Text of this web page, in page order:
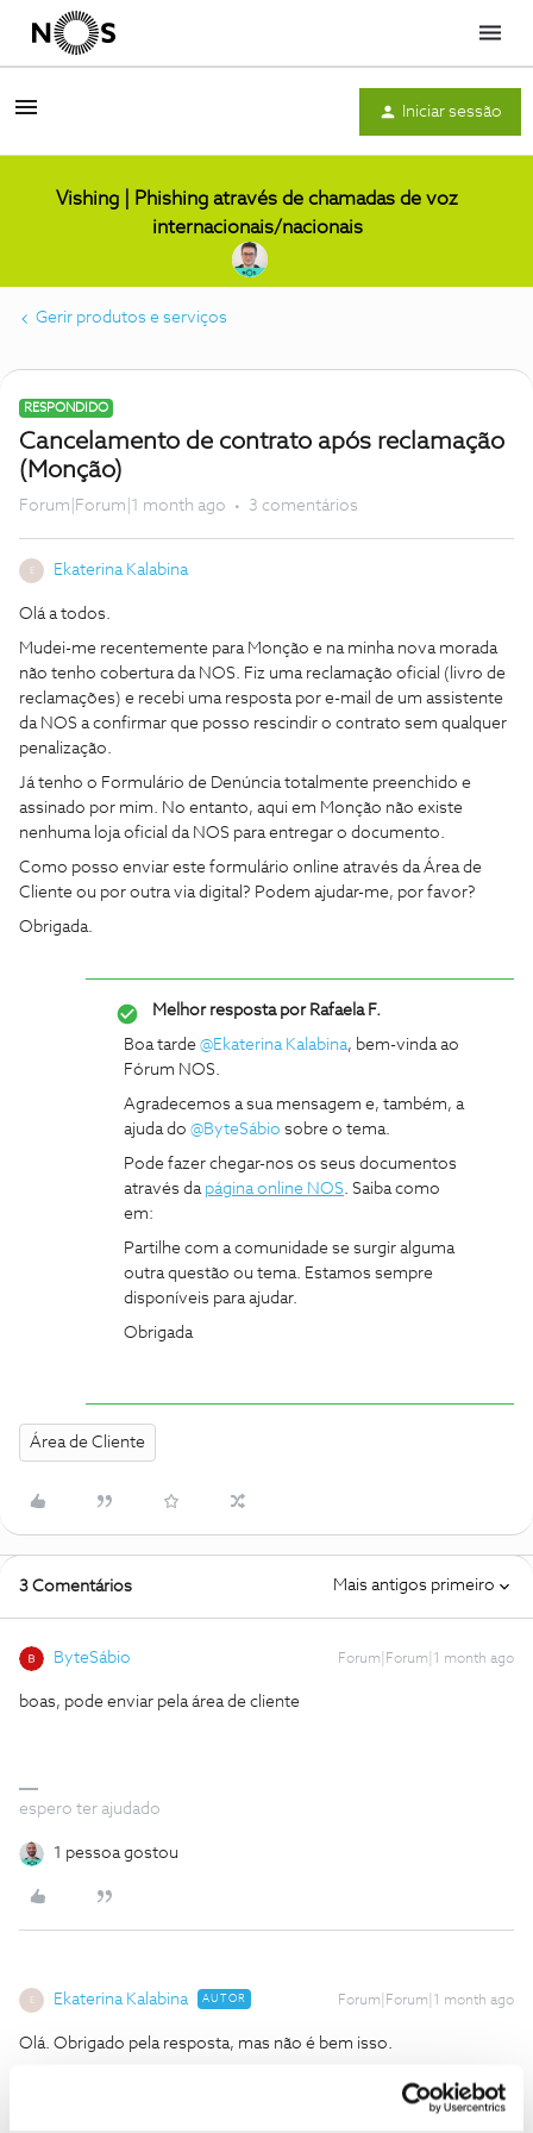
Menu
Iniciar sessão
Vishing | Phishing através de chamadas de voz
internacionais/nacionais
Gerir produtos e serviços
RESPONDIDO
Cancelamento de contrato após reclamação
(Monção)
Forum|Forum|1 month ago 3 comentários
Ekaterina Kalabina
Olá a todos.
Mudei-me recentemente para Monção e na minha nova morada
não tenho cobertura da NOS. Fiz uma reclamação oficial (livro de
reclamações) e recebi uma resposta por e-mail de um assistente
da NOS a confirmar que posso rescindir o contrato sem qualquer
penalização.
Já tenho o Formulário de Denúncia totalmente preenchido e
assinado por mim. No entanto, aqui em Monção não existe
nenhuma loja oficial da NOS para entregar o documento.
Como posso enviar este formulário online através da Área de
Cliente ou por outra via digital? Podem ajudar-me, por favor?
Obrigada.
Melhor resposta porRafaela F.
Boa tarde ​ @Ekaterina Kalabina, bem-vinda ao
Fórum NOS.
Agradecemos a sua mensagem e, também, a
ajuda do ​ @ByteSábio sobre o tema.
Pode fazer chegar-nos os seus documentos
através da página online NOS. Saiba como
em:
Partilhe com a comunidade se surgir alguma
outra questão ou tema. Estamos sempre
disponíveis para ajudar.
Obrigada
Área de Cliente
3 Comentários Mais antigos primeiro
ByteSábio Forum|Forum|1 month ago
boas, pode enviar pela área de cliente
espero ter ajudado
1 pessoa gostou
Ekaterina Kalabina AUTOR Forum|Forum|1 month ago
Olá. Obrigado pela resposta, mas não é bem isso.
Eu já avancei com o pedido de desativação na Área de Cliente,
mas o sistema apenas me pediu para escolher o motivo e